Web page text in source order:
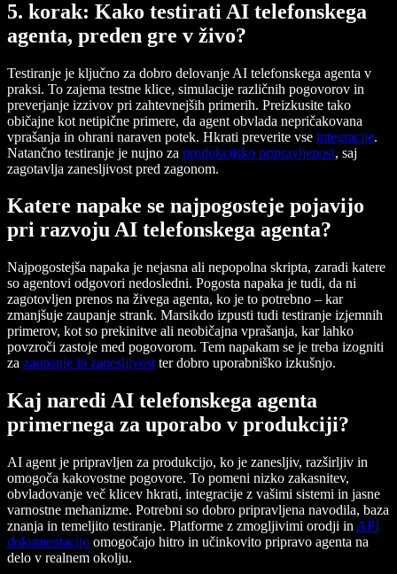
5. korak: Kako testirati AI telefonskega
agenta, preden gre v živo?
Testiranje je ključno za dobro delovanje AI telefonskega agenta v
praksi. To zajema testne klice, simulacije različnih pogovorov in
preverjanje izzivov pri zahtevnejših primerih. Preizkusite tako
običajne kot netipične primere, da agent obvlada nepričakovana
vprašanja in ohrani naraven potek. Hkrati preverite vse integracije.
Natančno testiranje je nujno za produkcijsko pripravljenost, saj
zagotavlja zanesljivost pred zagonom.
Katere napake se najpogosteje pojavijo
pri razvoju AI telefonskega agenta?
Najpogostejša napaka je nejasna ali nepopolna skripta, zaradi katere
so agentovi odgovori nedosledni. Pogosta napaka je tudi, da ni
zagotovljen prenos na živega agenta, ko je to potrebno – kar
zmanjšuje zaupanje strank. Marsikdo izpusti tudi testiranje izjemnih
primerov, kot so prekinitve ali neobičajna vprašanja, kar lahko
povzroči zastoje med pogovorom. Tem napakam se je treba izogniti
za zaupanje in zanesljivost ter dobro uporabniško izkušnjo.
Kaj naredi AI telefonskega agenta
primernega za uporabo v produkciji?
AI agent je pripravljen za produkcijo, ko je zanesljiv, razširljiv in
omogoča kakovostne pogovore. To pomeni nizko zakasnitev,
obvladovanje več klicev hkrati, integracije z vašimi sistemi in jasne
varnostne mehanizme. Potrebni so dobro pripravljena navodila, baza
znanja in temeljito testiranje. Platforme z zmogljivimi orodji in API
dokumentacijo omogočajo hitro in učinkovito pripravo agenta na
delo v realnem okolju.